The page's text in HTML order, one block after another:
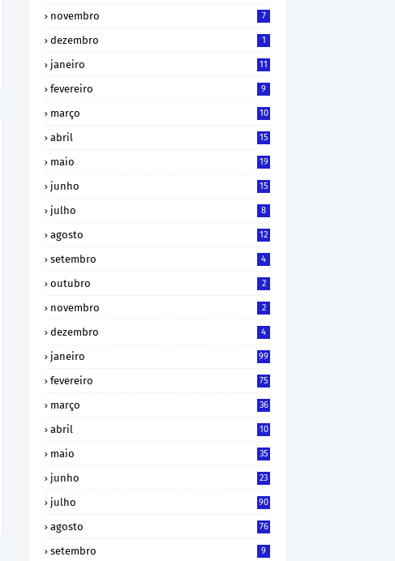
novembro 7
dezembro 1
janeiro 11
fevereiro 9
março 10
abril 15
maio 19
junho 15
julho 8
agosto 12
setembro 4
outubro 2
novembro 2
dezembro 4
janeiro 99
fevereiro 75
março 36
abril 10
maio 35
junho 23
julho 90
agosto 76
setembro 9